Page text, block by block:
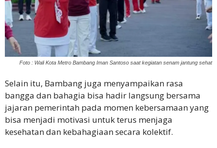
Foto : Wali Kota Metro Bambang Iman Santoso saat kegiatan senam jantung sehat
Selain itu, Bambang juga menyampaikan rasa
bangga dan bahagia bisa hadir langsung bersama
jajaran pemerintah pada momen kebersamaan yang
bisa menjadi motivasi untuk terus menjaga
kesehatan dan kebahagiaan secara kolektif.